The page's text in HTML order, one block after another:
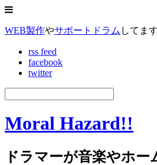
WEB製作やサポートドラム してます
rss feed
facebook
twitter
Moral Hazard!!
ドラマーが音楽やホ